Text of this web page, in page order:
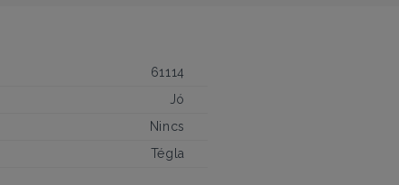
téglaszerkezettel
szigetelés a kedvezőbb
61114
Jó
Nincs
Tégla